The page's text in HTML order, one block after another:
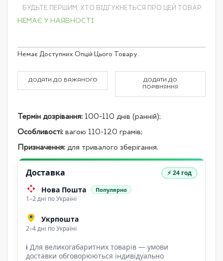
галереї
зображень
БУДЬТЕ ПЕРШИМ, ХТО ВІДГУКНЕТЬСЯ ПРО ЦЕЙ ТОВАР
НЕМАЄ У НАЯВНОСТІ
Grouped
product
Немає Доступних Опцій Цього Товару.
ДОДАТИ ДО БАЖАНОГО
ДОДАТИ ДО
ПОРІВНЯННЯ
Термін дозрівання: 100-110 днів (ранній);
Особливості: вагою 110-120 грамів;
Призначення: для тривалого зберігання.
Доставка ⚡ 24 год
Нова Пошта Популярно
1–2 дні по Україні
Укрпошта
2–4 дні по Україні
ℹ Для великогабаритних товарів — умови
доставки обговорюються індивідуально